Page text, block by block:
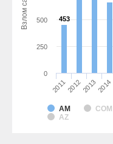
453
453
AM COM
AZ
2011201220132014
0
250
500